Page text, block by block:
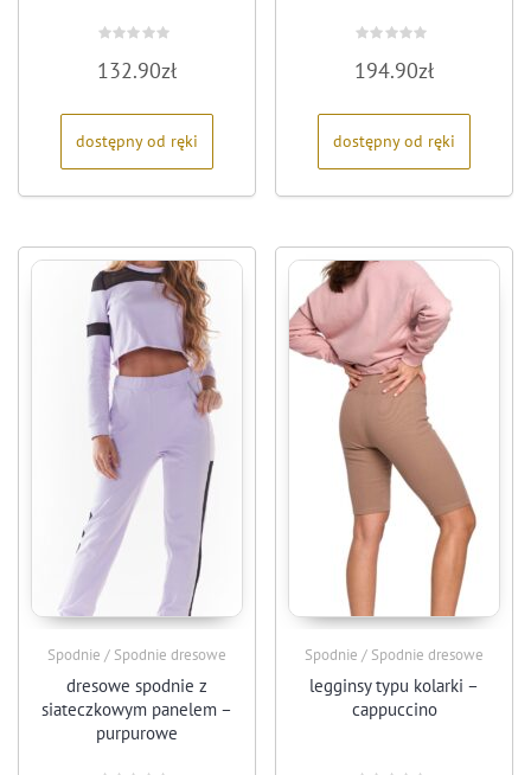
0
na
132.90zł
dostępny od ręki
0
na
194.90zł
dostępny od ręki
Spodnie / Spodnie dresowe
dresowe spodnie z
siateczkowym panelem –
purpurowe
Spodnie / Spodnie dresowe
legginsy typu kolarki –
cappuccino